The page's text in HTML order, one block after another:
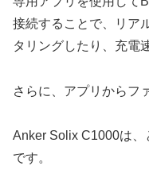
接続することで、リア
タリングしたり、充電
さらに、アプリからフ
Anker Solix C1000は
です。